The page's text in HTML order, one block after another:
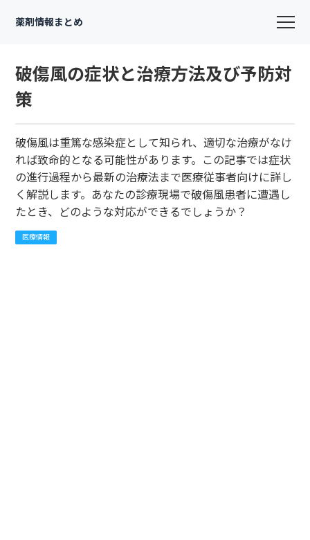
薬剤情報まとめ
破傷風の症状と治療方法及び予防対
策
破傷風は重篤な感染症として知られ、適切な治療がなけ
れば致命的となる可能性があります。この記事では症状
の進行過程から最新の治療法まで医療従事者向けに詳し
く解説します。あなたの診療現場で破傷風患者に遭遇し
たとき、どのような対応ができるでしょうか？
医療情報